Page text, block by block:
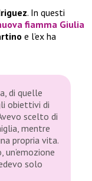
. In questi
fiamma Giulia
e l’ex ha
di quelle
obiettivi di
scelto di
mentre
propria vita.
solo